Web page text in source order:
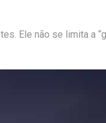
Ele não se limita a